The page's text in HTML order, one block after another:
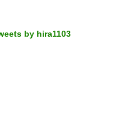
by hira1103